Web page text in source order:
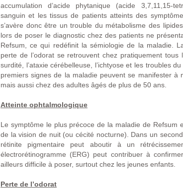
accumulation d’acide phytanique (acide 3,7,11,15-
sanguin et les tissus de patients atteints des
s’avère donc être un trouble du métabolisme des
lors de poser le diagnostic chez des patients ne
Refsum, ce qui redéfinit la sémiologie de la maladie.
perte de l’odorat se retrouvent chez pratiquement
surdité, l’ataxie cérébelleuse, l’ichtyose et les troubles
premiers signes de la maladie peuvent se manifester à
mais aussi chez des adultes âgés de plus de 50 ans.
Atteinte ophtalmologique
Le symptôme le plus précoce de la maladie de Refsum
de la vision de nuit (ou cécité nocturne). Dans un
rétinite pigmentaire peut aboutir à un
électrorétinogramme (ERG) peut contribuer à
ailleurs difficile à poser, surtout chez les jeunes enfants.
Perte de l’odorat